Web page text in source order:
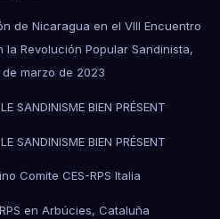
de Nicaragua en el VIII Encuentro
la Revolución Popular Sandinista,
marzo de 2023
SANDINISME BIEN PRÉSENT
SANDINISME BIEN PRÉSENT
Comite CES-RPS Italia
RPS en Arbúcies, Cataluña